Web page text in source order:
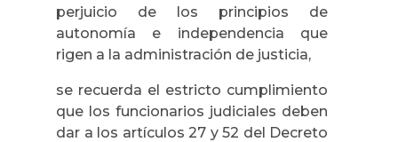
perjuicio de los principios de
autonomía e independencia que
rigen a la administración de justicia,
se recuerda el estricto cumplimiento
que los funcionarios judiciales deben
dar a los artículos 27 y 52 del Decreto